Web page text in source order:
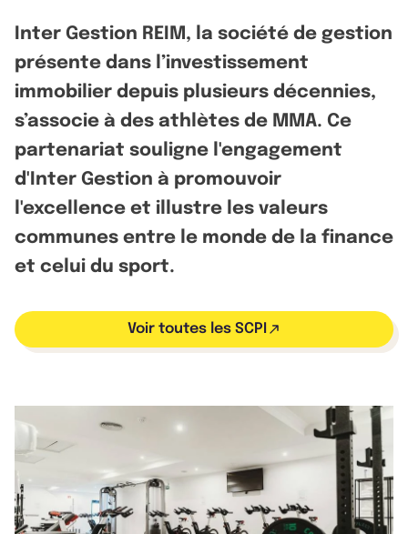
Inter Gestion REIM, la société de gestion
présente dans l’investissement
immobilier depuis plusieurs décennies,
s’associe à des athlètes de MMA. Ce
partenariat souligne l'engagement
d'Inter Gestion à promouvoir
l'excellence et illustre les valeurs
communes entre le monde de la finance
et celui du sport.
Voir toutes les SCPI